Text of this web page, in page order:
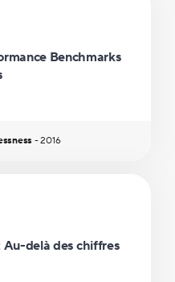
Benchmarks
-2016
Au-delà des chiffres